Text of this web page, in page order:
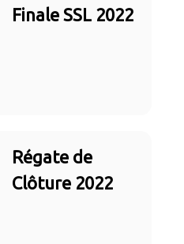
Finale SSL 2022
Régate de
Clôture 2022